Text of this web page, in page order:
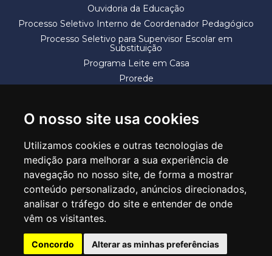
O nosso site usa cookies
Utilizamos cookies e outras tecnologias de
medição para melhorar a sua experiência de
navegação no nosso site, de forma a mostrar
conteúdo personalizado, anúncios direcionados,
analisar o tráfego do site e entender de onde
vêm os visitantes.
Concordo Alterar as minhas preferências
Ouvidoria da Educação
Processo Seletivo Interno de Coordenador Pedagógico
Processo Seletivo para Supervisor Escolar em
Substituição
Programa Leite em Casa
Prorede
SECRETARIA DE EDUCAÇÃO
Rua Claudino Barbosa, 313 - Macedo - Guarulhos/SP CEP 07113-040
Central de Atendimento: *55 11 2475-7300